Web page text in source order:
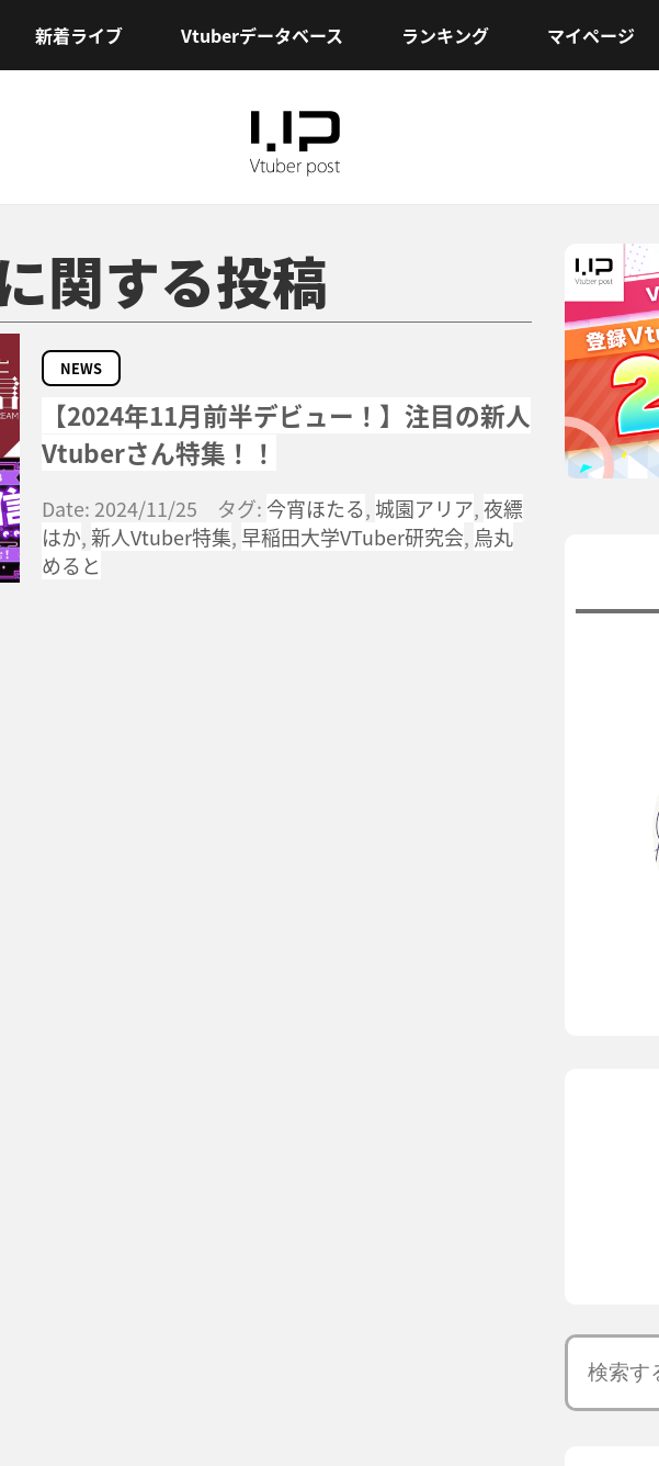
新着ライブ Vtuberデータベース ランキング マイページ
関する投稿
NEWS
【2024年11月前半デビュー！】注目の新人
Vtuberさん特集！！
Date: 2024/11/25 タグ:今宵ほたる, 城園アリア,夜縹
はか,新人Vtuber特集,早稲田大学VTuber研究会, 烏丸
めると